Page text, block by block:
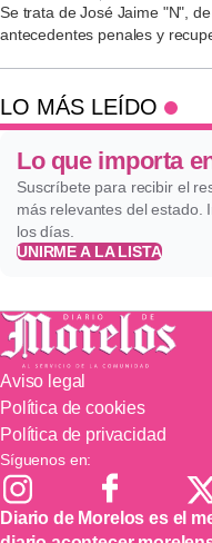
Se trata de José Jaime "N",
antecedentes penales y
LO MÁS LEÍDO
Lo que importa
Suscríbete para recibir el
más relevantes del estado.
los días.
UNIRME A LA LISTA
Aviso legal
Política de cookies
Política de privacidad
Síguenos en:
Diario de Morelos es el